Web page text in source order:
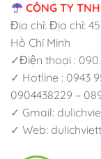
CÔNG TY
Địa chỉ: Địa chỉ:
Hồ Chí Minh
✓Điện thoại :
✓ Hotline : 0943
0904438229 –
✓ Gmail:
✓ Web: